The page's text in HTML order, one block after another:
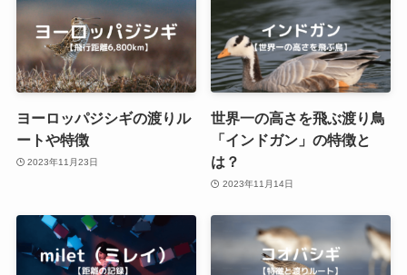
ヨーロッパジシギの渡りル
ートや特徴
2023年11月23日
世界一の高さを飛ぶ渡り鳥
「インドガン」の特徴と
は？
2023年11月14日